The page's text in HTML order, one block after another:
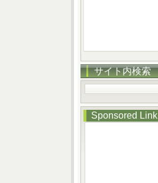
サイト内検索
Sponsored Link